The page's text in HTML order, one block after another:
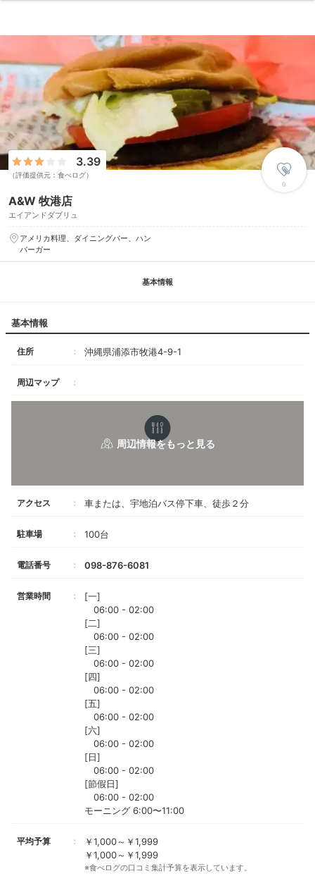
A&W 牧港店
エイアンドダブリュ
3.39
（評価提供元：食べログ）
0
アメリカ料理、ダイニングバー、ハン
バーガー
基本情報
基本情報
住所 沖縄県浦添市牧港4-9-1
周辺マップ
アクセス 車または、宇地泊バス停下車、徒歩２分
駐車場 100台
電話番号 098-876-6081
営業時間
[一]
06:00 - 02:00
[二]
06:00 - 02:00
[三]
06:00 - 02:00
[四]
06:00 - 02:00
[五]
06:00 - 02:00
[六]
06:00 - 02:00
[日]
06:00 - 02:00
[節假日]
06:00 - 02:00
モーニング 6:00〜11:00
平均予算
￥1,000～￥1,999
￥1,000～￥1,999
※食べログの口コミ集計予算を表示しています。